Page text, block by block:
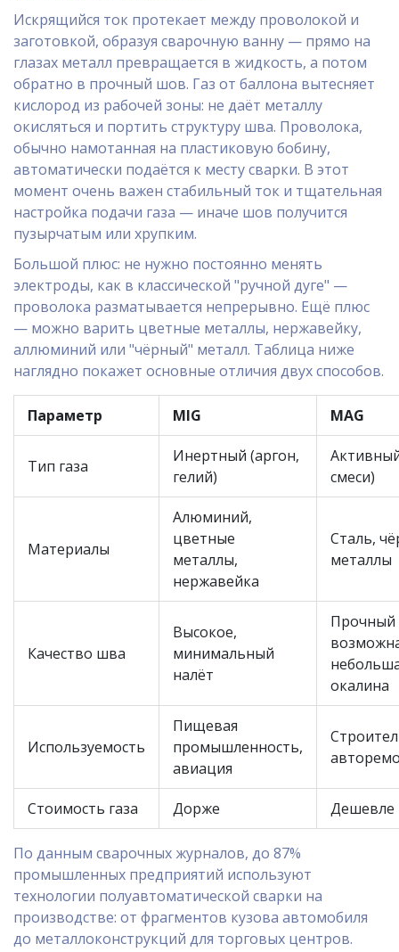
Искрящийся ток протекает между проволокой и
заготовкой, образуя сварочную ванну — прямо на
глазах металл превращается в жидкость, а потом
обратно в прочный шов. Газ от баллона вытесняет
кислород из рабочей зоны: не даёт металлу
окисляться и портить структуру шва. Проволока,
обычно намотанная на пластиковую бобину,
автоматически подаётся к месту сварки. В этот
момент очень важен стабильный ток и тщательная
настройка подачи газа — иначе шов получится
пузырчатым или хрупким.
Большой плюс: не нужно постоянно менять
электроды, как в классической "ручной дуге" —
проволока разматывается непрерывно. Ещё плюс
— можно варить цветные металлы, нержавейку,
аллюминий или "чёрный" металл. Таблица ниже
наглядно покажет основные отличия двух способов.
Параметр MIG MAG
Тип газа
Инертный (аргон,
гелий)
смеси)
Материалы
Алюминий,
цветные
металлы,
нержавейка
Сталь,
металлы
Качество шва
Высокое,
минимальный
налёт
окалина
Используемость
Пищевая
промышленность,
авиация
Стоимость газа Дорже Дешевле
По данным сварочных журналов, до 87%
промышленных предприятий используют
технологии полуавтоматической сварки на
производстве: от фрагментов кузова автомобиля
до металлоконструкций для торговых центров.